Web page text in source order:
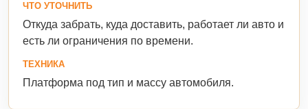
ЧТО УТОЧНИТЬ
Откуда забрать, куда доставить, работает ли авто и
есть ли ограничения по времени.
ТЕХНИКА
Платформа под тип и массу автомобиля.